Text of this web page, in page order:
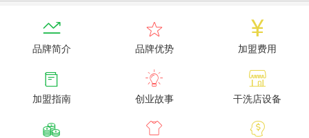

品牌简介

品牌优势

加盟费用

加盟指南

创业故事

干洗店设备
  